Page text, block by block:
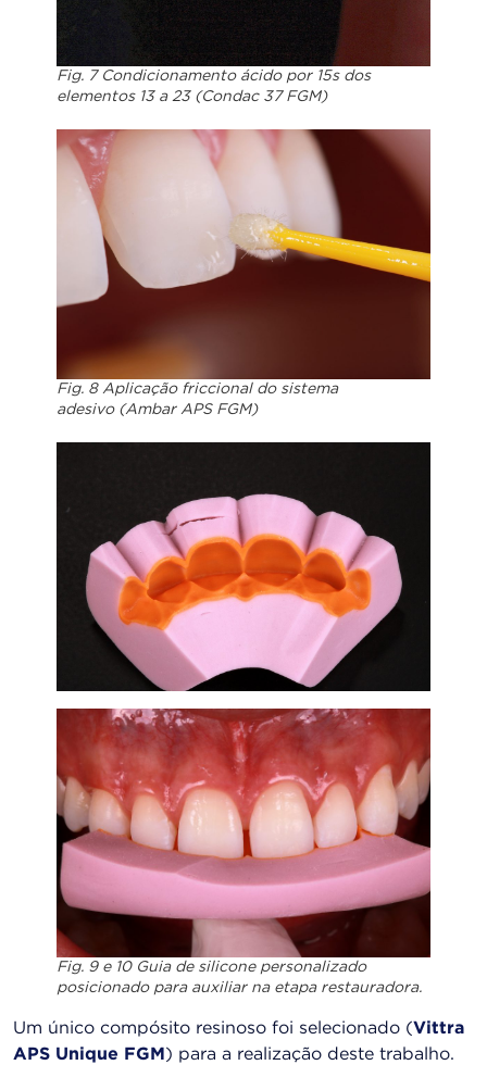
Fig. 7 Condicionamento ácido por 15s dos
elementos 13 a 23 (Condac 37 FGM)
Fig. 8 Aplicação friccional do sistema
adesivo (Ambar APS FGM)
Fig. 9 e 10 Guia de silicone personalizado
posicionado para auxiliar na etapa restauradora.
Um único compósito resinoso foi selecionado ( Vittra
APS Unique FGM ) para a realização deste trabalho.